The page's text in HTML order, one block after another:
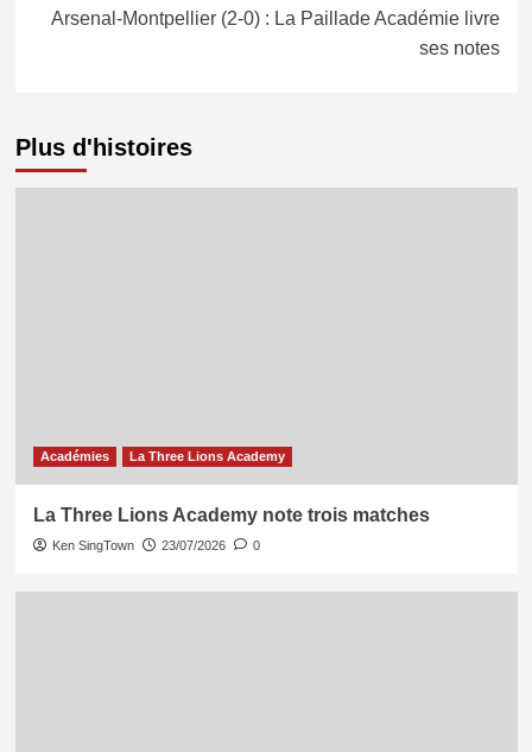
Arsenal-Montpellier (2-0) : La Paillade Académie livre
ses notes
Plus d'histoires
Académies La Three Lions Academy
La Three Lions Academy note trois matches
Ken SingTown 23/07/2026 0